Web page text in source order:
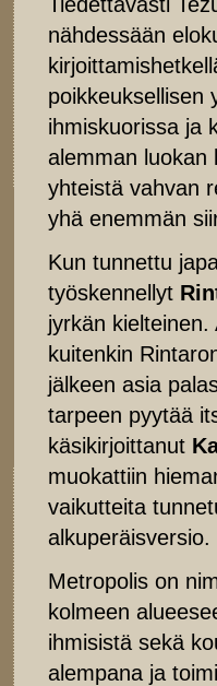
nähdessään
poikkeuksellisen
ihmiskuorissa ja
alemman luokan
yhteistä vahvan
yhä enemmän
Kun tunnettu
työskennellyt
jyrkän
kuitenkin
jälkeen asia
tarpeen pyytää
käsikirjoittanut
muokattiin
vaikutteita
alkuperäisversio.
Metropolis on
kolmeen
ihmisistä sekä
alempana ja